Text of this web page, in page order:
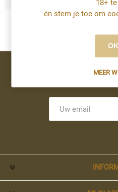
18+
én stem je toe om
OK
MEER